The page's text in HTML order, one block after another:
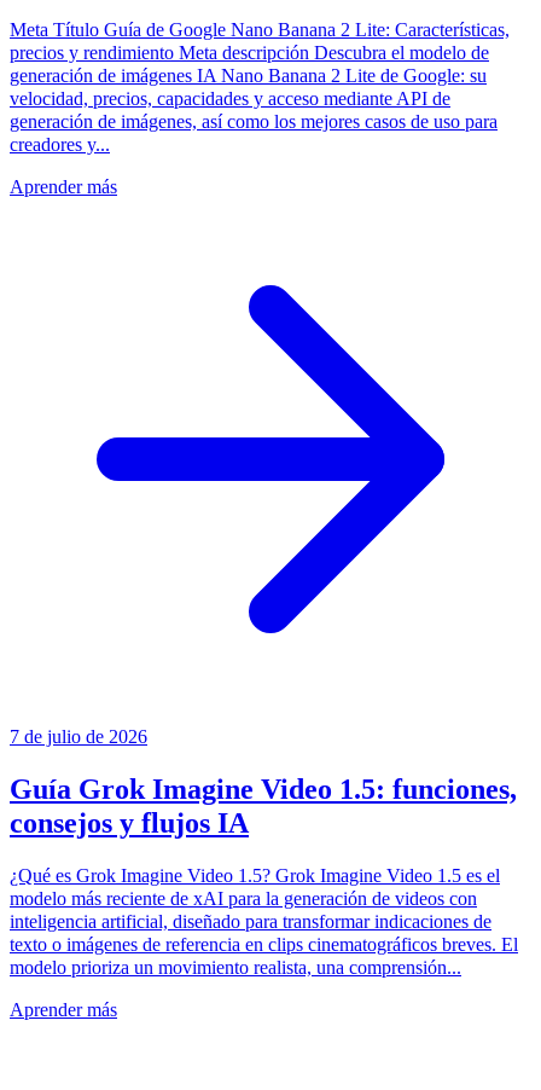
Meta Título Guía de Google Nano Banana 2 Lite: Características,
precios y rendimiento Meta descripción Descubra el modelo de
generación de imágenes IA Nano Banana 2 Lite de Google: su
velocidad, precios, capacidades y acceso mediante API de
generación de imágenes, así como los mejores casos de uso para
creadores y...
Aprender más
7 de julio de 2026
Guía Grok Imagine Video 1.5: funciones,
consejos y flujos IA
¿Qué es Grok Imagine Video 1.5? Grok Imagine Video 1.5 es el
modelo más reciente de xAI para la generación de videos con
inteligencia artificial, diseñado para transformar indicaciones de
texto o imágenes de referencia en clips cinematográficos breves. El
modelo prioriza un movimiento realista, una comprensión...
Aprender más